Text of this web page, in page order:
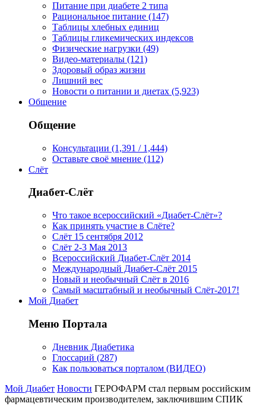
Питание при диабете 2 типа
Рациональное питание (147)
Таблицы хлебных единиц
Таблицы гликемических индексов
Физические нагрузки (49)
Видео-материалы (121)
Здоровый образ жизни
Лишний вес
Новости о питании и диетах (5,923)
Общение
Общение
Консультации (1,391 / 1,444)
Оставьте своё мнение (112)
Слёт
Диабет-Слёт
Что такое всероссийский «Диабет-Слёт»?
Как принять участие в Слёте?
Слёт 15 сентября 2012
Слёт 2-3 Мая 2013
Всероссийский Диабет-Слёт 2014
Международный Диабет-Слёт 2015
Новый и необычный Слёт в 2016
Самый масштабный и необычный Слёт-2017!
Мой Диабет
Меню Портала
Дневник Диабетика
Глоссарий (287)
Как пользоваться порталом (ВИДЕО)
Мой Диабет Новости ГЕРОФАРМ стал первым российским
фармацевтическим производителем, заключившим СПИК